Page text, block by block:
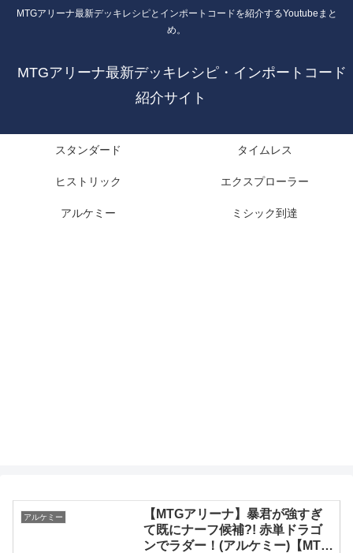
MTGアリーナ最新デッキレシピとインポートコードを紹介するYoutubeまと
め。
MTGアリーナ最新デッキレシピ・インポートコード
紹介サイト
スタンダード タイムレス
ヒストリック エクスプローラー
アルケミー ミシック到達
アルケミー
【MTGアリーナ】暴君が強すぎ
て既にナーフ候補?! 赤単ドラゴ
ンでラダー！(アルケミー)【MTG